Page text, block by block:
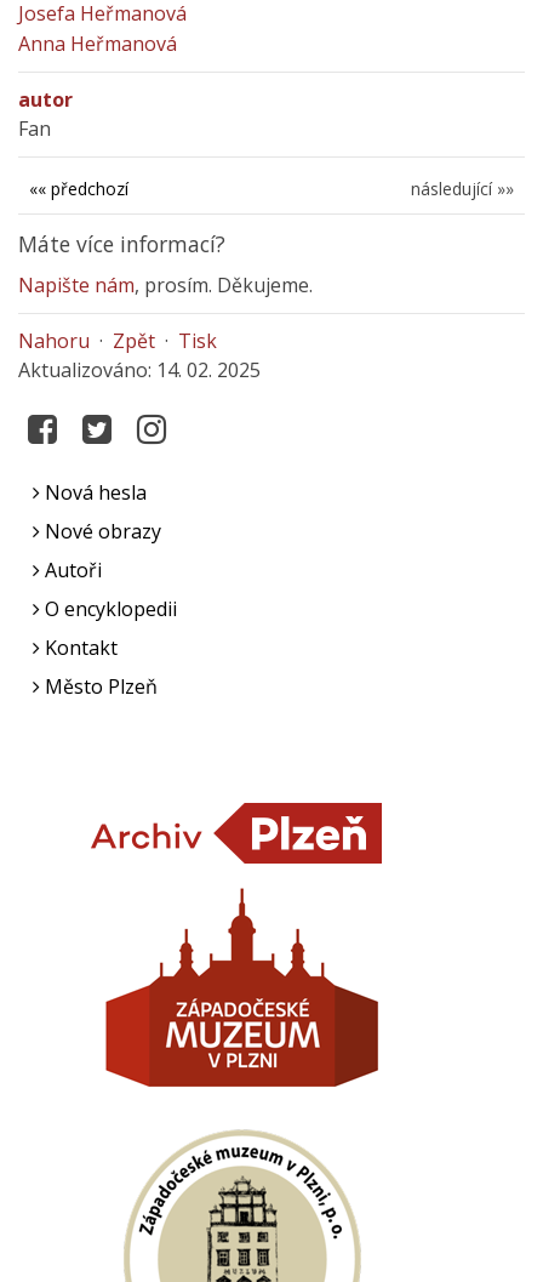
Josefa Heřmanová
Anna Heřmanová
autor
Fan
následující »»
«« předchozí
Máte více informací?
Napište nám, prosím. Děkujeme.
Nahoru · Zpět · Tisk
Aktualizováno: 14. 02. 2025
Nová hesla
Nové obrazy
Autoři
O encyklopedii
Kontakt
Město Plzeň